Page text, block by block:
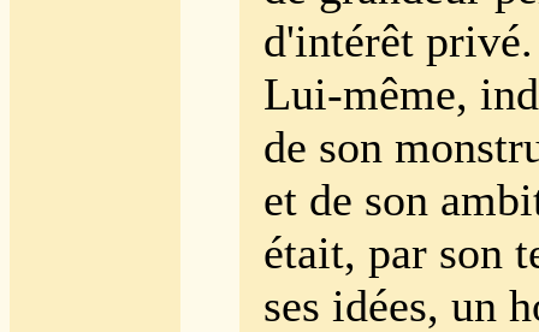
d'intérêt privé.
Lui-même,
de son
et de son
était, par son
ses idées, un